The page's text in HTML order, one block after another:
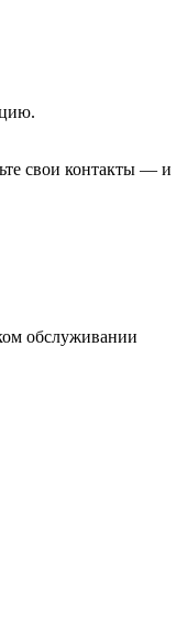
свои контакты — и
обслуживании